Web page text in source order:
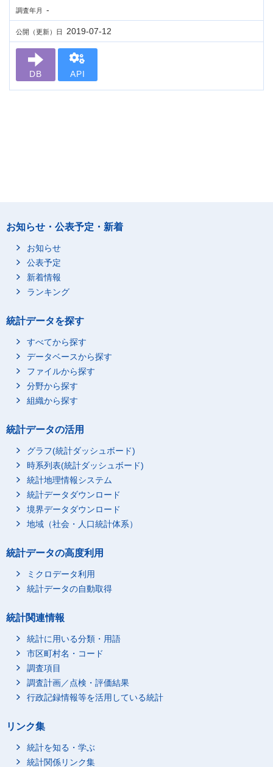
調査年月 -
公開（更新）日 2019-07-12
DB API
お知らせ・公表予定・新着
お知らせ
公表予定
新着情報
ランキング
統計データを探す
すべてから探す
データベースから探す
ファイルから探す
分野から探す
組織から探す
統計データの活用
グラフ(統計ダッシュボード)
時系列表(統計ダッシュボード)
統計地理情報システム
統計データダウンロード
境界データダウンロード
地域（社会・人口統計体系）
統計データの高度利用
ミクロデータ利用
統計データの自動取得
統計関連情報
統計に用いる分類・用語
市区町村名・コード
調査項目
調査計画／点検・評価結果
行政記録情報等を活用している統計
リンク集
統計を知る・学ぶ
統計関係リンク集